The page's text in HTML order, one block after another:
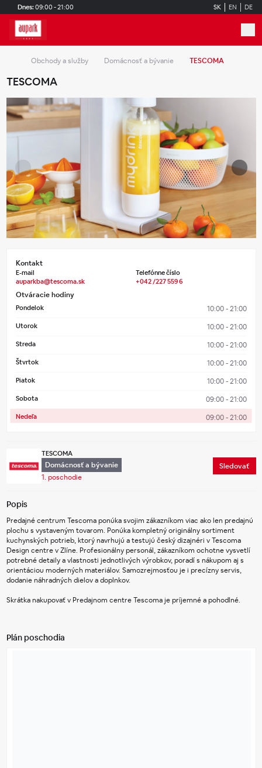
Skip to main content
Dnes: 09:00 - 21:00 SK EN DE
Obchody a služby Domácnosť a bývanie TESCOMA
TESCOMA
TESCOMA
Domácnosť a bývanie
1. poschodie
Sledovať
Popis
Predajné centrum Tescoma ponúka svojim zákazníkom viac ako len predajnú
plochu s vystaveným tovarom. Ponúka kompletný originálny sortiment
kuchynských potrieb, ktorý navrhujú a testujú český dizajnéri v Tescoma
Design centre v Zlíne. Profesionálny personál, zákazníkom ochotne vysvetlí
potrebné detaily a vlastnosti jednotlivých výrobkov, poradí s nákupom aj s
orientáciou moderných materiálov. Samozrejmosťou je i precízny servis,
dodanie náhradných dielov a doplnkov.
Skrátka nakupovať v Predajnom centre Tescoma je príjemné a pohodlné.
Kontakt
E-mail
auparkba@tescoma.sk
Telefónne číslo
+042 /227 559 6
Otváracie hodiny
Pondelok 10:00 - 21:00
Utorok 10:00 - 21:00
Streda 10:00 - 21:00
Štvrtok 10:00 - 21:00
Piatok 10:00 - 21:00
Sobota 09:00 - 21:00
Nedeľa 09:00 - 21:00
Plán poschodia